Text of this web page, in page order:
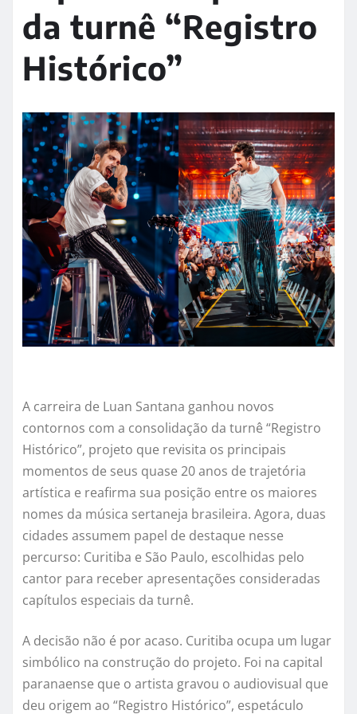
da turnê “Registro
Histórico”
A carreira de Luan Santana ganhou novos
contornos com a consolidação da turnê “Registro
Histórico”, projeto que revisita os principais
momentos de seus quase 20 anos de trajetória
artística e reafirma sua posição entre os maiores
nomes da música sertaneja brasileira. Agora, duas
cidades assumem papel de destaque nesse
percurso: Curitiba e São Paulo, escolhidas pelo
cantor para receber apresentações consideradas
capítulos especiais da turnê.
A decisão não é por acaso. Curitiba ocupa um lugar
simbólico na construção do projeto. Foi na capital
paranaense que o artista gravou o audiovisual que
deu origem ao “Registro Histórico”, espetáculo